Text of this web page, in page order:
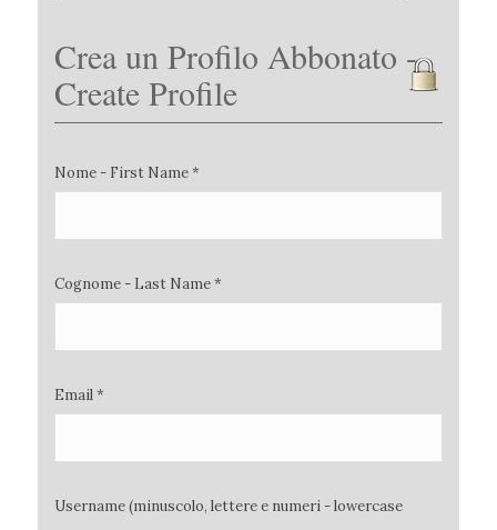
Crea un Profilo Abbonato -
Create Profile
Nome - First Name *
Cognome - Last Name *
Email *
Username (minuscolo, lettere e numeri - lowercase